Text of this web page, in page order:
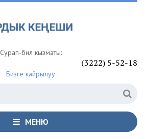
Сурап-билүү кызматы:
(3222) 5-52-18
Бизге кайрылуу
МЕНЮ